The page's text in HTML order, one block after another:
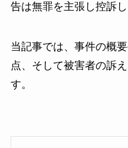
告は無罪を主張し控訴し
当記事では、事件の概
点、そして被害者の訴
す。